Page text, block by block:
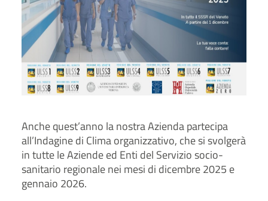
Anche quest’anno la nostra Azienda partecipa
all’Indagine di Clima organizzativo, che si svolgerà
in tutte le Aziende ed Enti del Servizio socio-
sanitario regionale nei mesi di dicembre 2025 e
gennaio 2026.